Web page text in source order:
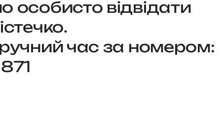
відвідати
час за номером: